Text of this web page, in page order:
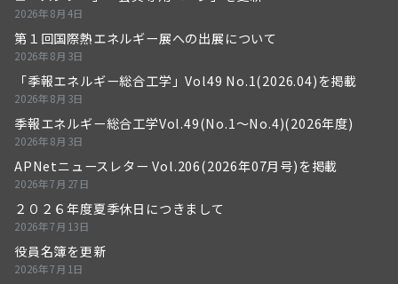
2026年8月4日
第１回国際熱エネルギー展への出展について
2026年8月3日
「季報エネルギー総合工学」Vol49 No.1(2026.04)を掲載
2026年8月3日
季報エネルギー総合工学Vol.49(No.1～No.4)(2026年度)
2026年8月3日
APNetニュースレター Vol.206(2026年07月号)を掲載
2026年7月27日
２０２６年度夏季休日につきまして
2026年7月13日
役員名簿を更新
2026年7月1日